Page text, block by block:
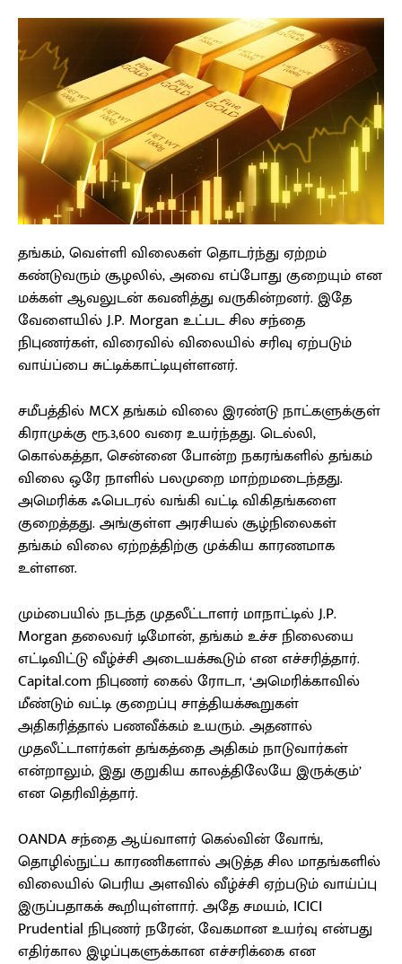
தங்கம், வெள்ளி விலைகள் தொடர்ந்து ஏற்றம்
கண்டுவரும் சூழலில், அவை எப்போது குறையும் என
மக்கள் ஆவலுடன் கவனித்து வருகின்றனர். இதே
வேளையில் J.P. Morgan உட்பட சில சந்தை
நிபுணர்கள், விரைவில் விலையில் சரிவு ஏற்படும்
வாய்ப்பை சுட்டிக்காட்டியுள்ளனர்.
சமீபத்தில் MCX தங்கம் விலை இரண்டு நாட்களுக்குள்
கிராமுக்கு ரூ.3,600 வரை உயர்ந்தது. டெல்லி,
கொல்கத்தா, சென்னை போன்ற நகரங்களில் தங்கம்
விலை ஒரே நாளில் பலமுறை மாற்றமடைந்தது.
அமெரிக்க ஃபெடரல் வங்கி வட்டி விகிதங்களை
குறைத்தது. அங்குள்ள அரசியல் சூழ்நிலைகள்
தங்கம் விலை ஏற்றத்திற்கு முக்கிய காரணமாக
உள்ளன.
மும்பையில் நடந்த முதலீட்டாளர் மாநாட்டில் J.P.
Morgan தலைவர் டிமோன், தங்கம் உச்ச நிலையை
எட்டிவிட்டு வீழ்ச்சி அடையக்கூடும் என எச்சரித்தார்.
Capital.com நிபுணர் கைல் ரோடா, ‘அமெரிக்காவில்
மீண்டும் வட்டி குறைப்பு சாத்தியக்கூறுகள்
அதிகரித்தால் பணவீக்கம் உயரும். அதனால்
முதலீட்டாளர்கள் தங்கத்தை அதிகம் நாடுவார்கள்
என்றாலும், இது குறுகிய காலத்திலேயே இருக்கும்’
என தெரிவித்தார்.
OANDA சந்தை ஆய்வாளர் கெல்வின் வோங்,
தொழில்நுட்ப காரணிகளால் அடுத்த சில மாதங்களில்
விலையில் பெரிய அளவில் வீழ்ச்சி ஏற்படும் வாய்ப்பு
இருப்பதாகக் கூறியுள்ளார். அதே சமயம், ICICI
Prudential நிபுணர் நரேன், வேகமான உயர்வு என்பது
எதிர்கால இழப்புகளுக்கான எச்சரிக்கை என